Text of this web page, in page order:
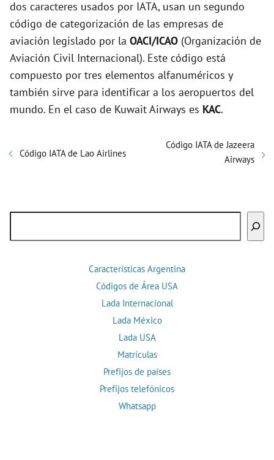
dos caracteres usados por IATA, usan un segundo
código de categorización de las empresas de
aviación legislado por la OACI/ICAO (Organización de
Aviación Civil Internacional). Este código está
compuesto por tres elementos alfanuméricos y
también sirve para identificar a los aeropuertos del
mundo. En el caso de Kuwait Airways es KAC.
Código IATA de Lao Airlines
Código IATA de Jazeera
Airways
Características Argentina
Códigos de Área USA
Lada Internacional
Lada México
Lada USA
Matrículas
Prefijos de países
Prefijos telefónicos
Whatsapp